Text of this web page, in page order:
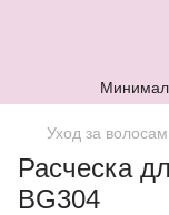
Уход за
Расческа
BG304